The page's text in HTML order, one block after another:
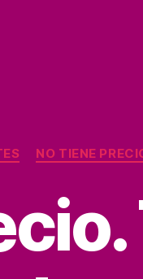
NO TIENE